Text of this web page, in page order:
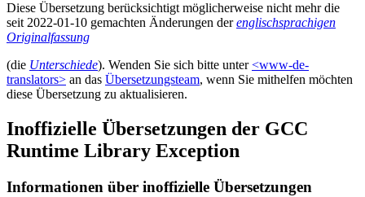
Diese Übersetzung berücksichtigt möglicherweise nicht mehr die
seit 2022-01-10 gemachten Änderungen derenglischsprachigen
Originalfassung
(die Unterschiede). Wenden Sie sich bitte unter<www-de-
translators> an das Übersetzungsteam, wenn Sie mithelfen möchten
diese Übersetzung zu aktualisieren.
Inoffizielle Übersetzungen der GCC
Runtime Library Exception
Informationen über inoffizielle Übersetzungen